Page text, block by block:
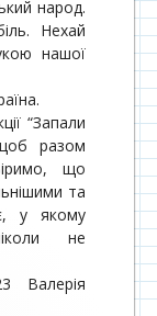
народ.
Нехай
нашої
“Запали
разом
що
та
у якому
не
Валерія